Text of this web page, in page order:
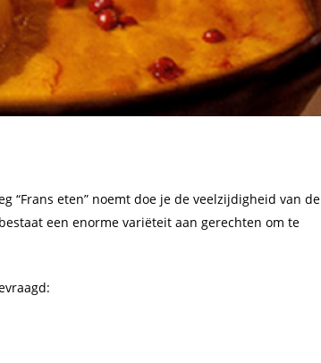
eten” noemt doe je de veelzijdigheid van de
een enorme variëteit aan gerechten om te